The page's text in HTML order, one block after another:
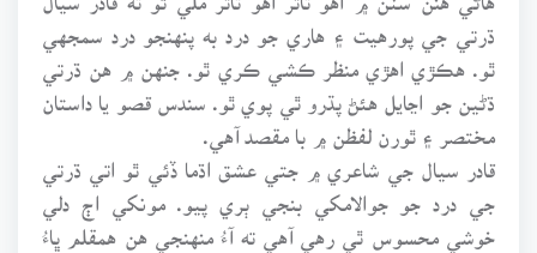
ڌرتي جي پورهيت ۽ هاري جو درد به پنهنجو درد سمجهي
ٿو. هڪڙي اهڙي منظر ڪشي ڪري ٿو. جنهن ۾ هن ڌرتي
ڌڻين جو اڃايل هئڻ پڌرو ٿي پوي ٿو. سندس قصو يا داستان
مختصر ۽ ٿورن لفظن ۾ با مقصد آهي.
قادر سيال جي شاعري ۾ جتي عشق اڌما ڏئي ٿو اتي ڌرتي
جي درد جو جوالامکي بنجي ٻري پيو. مونکي اڄ دلي
خوشي محسوس ٿي رهي آهي ته آءُ منهنجي هن همقلم ڀاءُ